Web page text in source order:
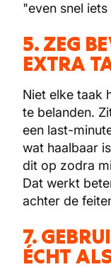
"even snel
5. ZEG
EXTRA
Niet elke taak
te belanden.
een last-
wat haalbaar
dit op zodra
Dat werkt
achter de
7.
ÉCHT